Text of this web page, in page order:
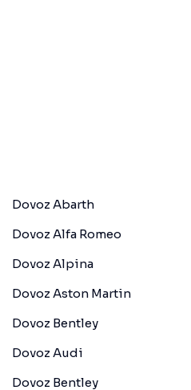
Dovoz Abarth
Dovoz Alfa Romeo
Dovoz Alpina
Dovoz Aston Martin
Dovoz Bentley
Dovoz Audi
Dovoz Bentley